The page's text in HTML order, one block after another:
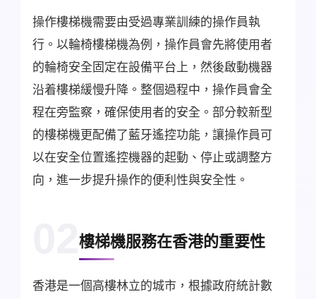
操作樓梯機需要由受過專業訓練的操作員執
行。以輪椅樓梯機為例，操作員會先將使用者
的輪椅安全固定在設備平台上，然後啟動機器
沿着樓梯緩慢升降。整個過程中，操作員會全
程在旁監察，確保使用者的安全。部分較新型
的樓梯機更配備了藍牙遙控功能，讓操作員可
以在安全位置遙控機器的起動、停止或調整方
向，進一步提升操作的便利性與安全性。
02樓梯機服務在香港的重要性
香港是一個高樓林立的城市，根據政府統計數